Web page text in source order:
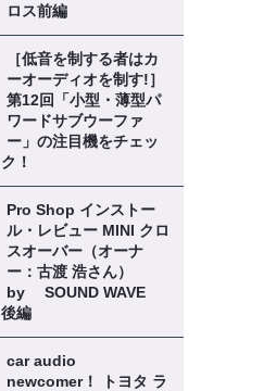
ロス前編
［低音を制する者はカ
ーオーディオを制す!］
第12回「小型・薄型パ
ワードサブウーファ
ー」の注目機をチェッ
ク！
Pro Shop インストー
ル・レビュー MINI クロ
スオーバー（オーナ
ー：古渡 浩さん）
by SOUND WAVE
後編
car audio
newcomer！ トヨタ ラ